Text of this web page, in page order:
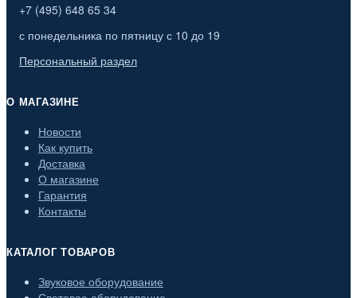
+7 (495) 648 65 34
с понедельника по пятницу с 10 до 19
Персональный раздел
О МАГАЗИНЕ
Новости
Как купить
Доставка
О магазине
Гарантия
Контакты
КАТАЛОГ ТОВАРОВ
Звуковое оборудование